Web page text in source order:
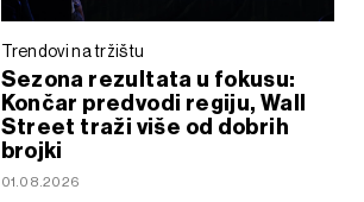
Trendovi na tržištu
Sezona rezultata u fokusu:
Končar predvodi regiju, Wall
Street traži više od dobrih
brojki
01.08.2026